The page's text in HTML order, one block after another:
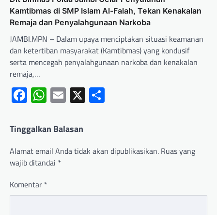
Kamtibmas di SMP Islam Al-Falah, Tekan Kenakalan
Remaja dan Penyalahgunaan Narkoba
JAMBI.MPN – Dalam upaya menciptakan situasi keamanan
dan ketertiban masyarakat (Kamtibmas) yang kondusif
serta mencegah penyalahgunaan narkoba dan kenakalan
remaja,…
Facebook
WhatsApp
Email
X
Tinggalkan Balasan
Alamat email Anda tidak akan dipublikasikan. Ruas yang
wajib ditandai *
Komentar *